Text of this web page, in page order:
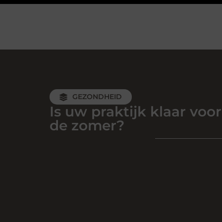
GEZONDHEID
Is uw praktijk klaar voor
de zomer?